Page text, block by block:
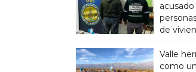
de
Valle
como